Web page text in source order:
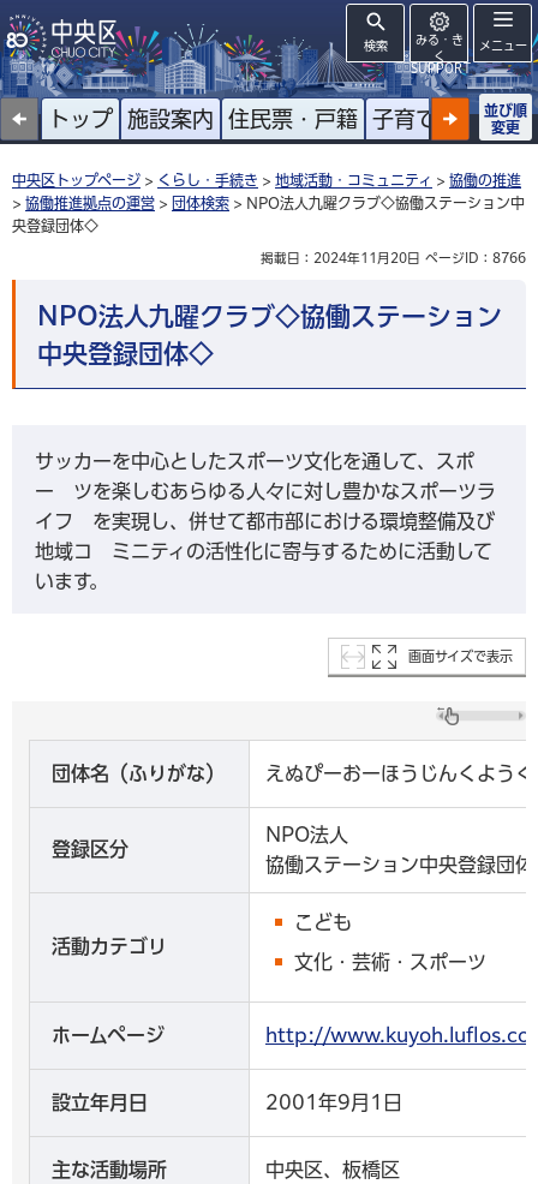
検索
みる・き
く
SUPPORT
メニュー
トップ 施設案内 住民票・戸籍 子育て 高齢者
並び順
変更
中央区トップページ > くらし・手続き > 地域活動・コミュニティ > 協働の推進
> 協働推進拠点の運営 > 団体検索 > NPO法人九曜クラブ◇協働ステーション中
央登録団体◇
掲載日：2024年11月20日 ページID：8766
NPO法人九曜クラブ◇協働ステーション
中央登録団体◇
サッカーを中心としたスポーツ文化を通して、スポ
ー ツを楽しむあらゆる人々に対し豊かなスポーツラ
イフ を実現し、併せて都市部における環境整備及び
地域コ ミニティの活性化に寄与するために活動して
います。
画面サイズで表示
団体名（ふりがな） えぬぴーおーほうじんくよう
登録区分
NPO法人
協働ステーション中央登録団体
活動カテゴリ
こども
文化・芸術・スポーツ
ホームページ http://
設立年月日 2001年9月1日
主な活動場所 中央区、板橋区